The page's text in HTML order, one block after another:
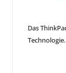
Das